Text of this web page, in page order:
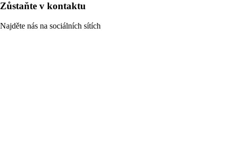
Zůstaňte v kontaktu
Najděte nás na sociálních sítích